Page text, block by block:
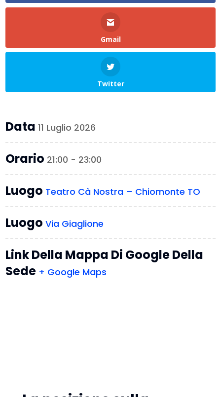
Gmail
Twitter
Data11 Luglio 2026
Orario 21:00 - 23:00
Luogo Teatro Cà Nostra – Chiomonte TO
LuogoVia Giaglione
Link Della Mappa Di Google Della
Sede + Google Maps